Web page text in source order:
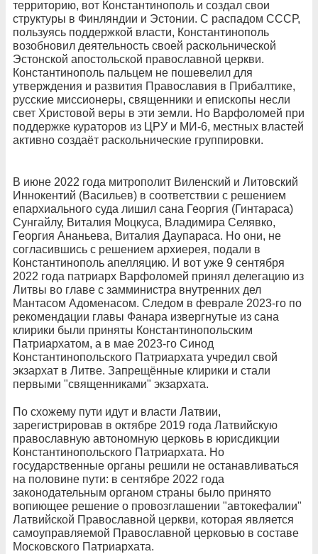
территорию, вот Константинополь и создал свои
структуры в Финляндии и Эстонии. С распадом СССР,
пользуясь поддержкой власти, Константинополь
возобновил деятельность своей раскольнической
Эстонской апостольской православной церкви.
Константинополь пальцем не пошевелил для
утверждения и развития Православия в Прибалтике,
русские миссионеры, священники и епископы несли
свет Христовой веры в эти земли. Но Варфоломей при
поддержке кураторов из ЦРУ и МИ-6, местных властей
активно создаёт раскольнические группировки.
В июне 2022 года митрополит Виленский и Литовский
Иннокентий (Васильев) в соответствии с решением
епархиального суда лишил сана Георгия (Гинтараса)
Сунгайлу, Виталия Моцкуса, Владимира Селявко,
Георгия Ананьева, Виталия Даупараса. Но они, не
согласившись с решением архиерея, подали в
Константинополь апелляцию. И вот уже 9 сентября
2022 года патриарх Варфоломей принял делегацию из
Литвы во главе с замминистра внутренних дел
Мантасом Адоменасом. Следом в феврале 2023-го по
рекомендации главы Фанара извергнутые из сана
клирики были приняты Константинопольским
Патриархатом, а в мае 2023-го Синод
Константинопольского Патриархата учредил свой
экзархат в Литве. Запрещённые клирики и стали
первыми "священниками" экзархата.
По схожему пути идут и власти Латвии,
зарегистрировав в октябре 2019 года Латвийскую
православную автономную церковь в юрисдикции
Константинопольского Патриархата. Но
государственные органы решили не останавливаться
на половине пути: в сентябре 2022 года
законодательным органом страны было принято
вопиющее решение о провозглашении "автокефалии"
Латвийской Православной церкви, которая является
самоуправляемой Православной церковью в составе
Московского Патриархата.